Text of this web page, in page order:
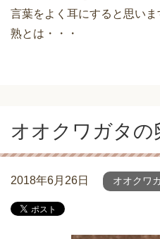
言葉をよく耳にすると思い
熟とは・・・
オオクワガタの
2018年6月26日 オオクワ